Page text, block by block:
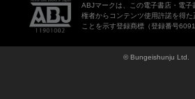
ABJマークは、この電子書店・電子
権者からコンテンツ使用許諾を得
ことを示す登録商標（登録番号
© Bungeishunju Ltd.